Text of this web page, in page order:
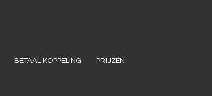
BETAAL KOPPELING PRIJZEN